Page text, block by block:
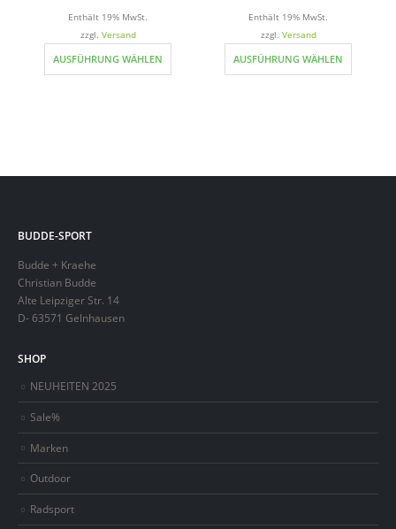
Enthält 19% MwSt.
zzgl. Versand
AUSFÜHRUNG WÄHLEN
Dieses Produkt weist mehrere Varianten auf. Die Optionen können auf der Produktseite gewählt werden
Enthält 19% MwSt.
zzgl. Versand
AUSFÜHRUNG WÄHLEN
Dieses Produkt weist mehrere Varianten auf. Die Optionen können auf der Produktseite gewählt werden
BUDDE-SPORT
Budde + Kraehe
Christian Budde
Alte Leipziger Str. 14
D- 63571 Gelnhausen
SHOP
NEUHEITEN 2025
Sale%
Marken
Outdoor
Radsport